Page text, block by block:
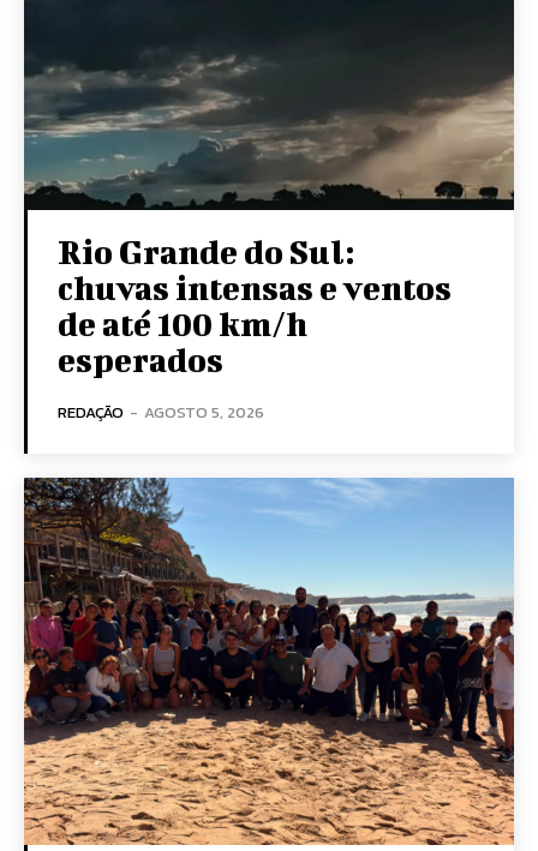
Rio Grande do Sul:
chuvas intensas e ventos
de até 100 km/h
esperados
REDAÇÃO - AGOSTO 5, 2026